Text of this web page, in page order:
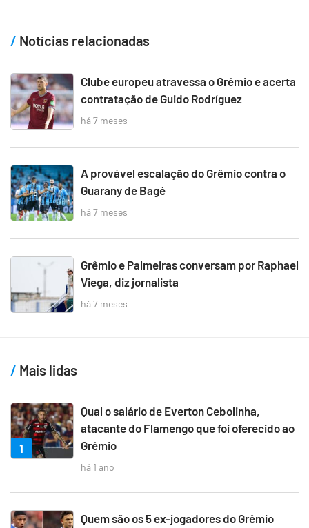
Notícias relacionadas
Clube europeu atravessa o Grêmio e acerta
contratação de Guido Rodríguez
há 7 meses
A provável escalação do Grêmio contra o
Guarany de Bagé
há 7 meses
Grêmio e Palmeiras conversam por Raphael
Viega, diz jornalista
há 7 meses
Mais lidas
1
Qual o salário de Everton Cebolinha,
atacante do Flamengo que foi oferecido ao
Grêmio
há 1 ano
Quem são os 5 ex-jogadores do Grêmio